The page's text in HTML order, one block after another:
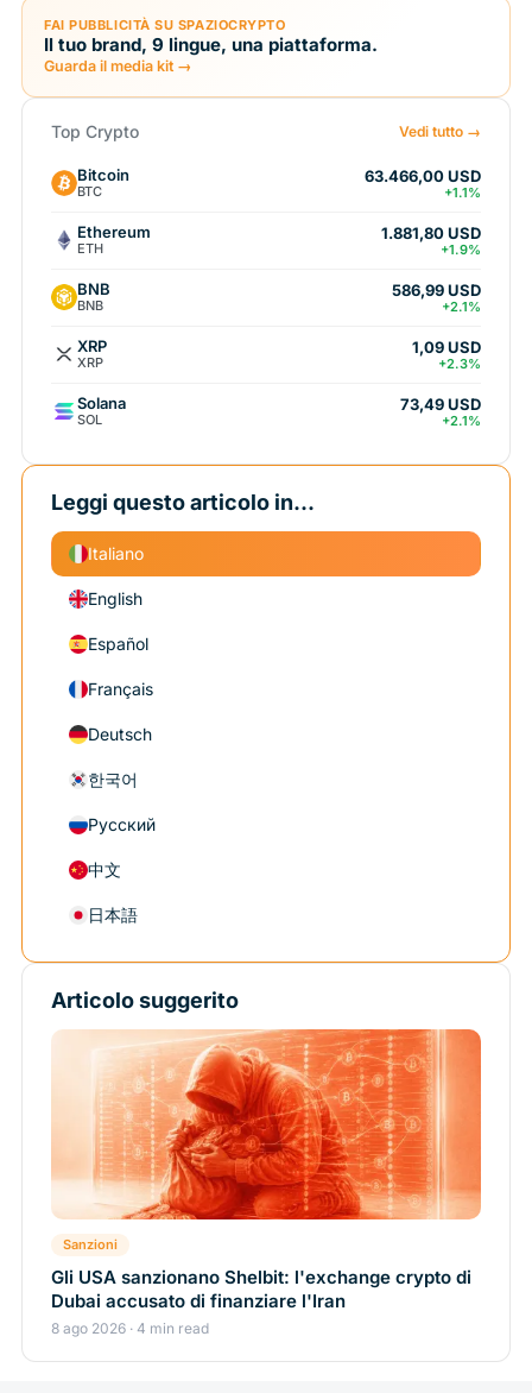
FAI PUBBLICITÀ SU SPAZIOCRYPTO
Il tuo brand, 9 lingue, una piattaforma.
Guarda il media kit →
Top Crypto Vedi tutto →
Bitcoin
BTC
63.466,00 USD
+1.1%
Ethereum
ETH
1.881,80 USD
+1.9%
BNB
BNB
586,99 USD
+2.1%
XRP
XRP
1,09 USD
+2.3%
Solana
SOL
73,49 USD
+2.1%
Leggi questo articolo in...
Italiano
English
Español
Français
Deutsch
한국어
Русский
中文
日本語
Articolo suggerito
Sanzioni
Gli USA sanzionano Shelbit: l'exchange crypto di
Dubai accusato di finanziare l'Iran
8 ago 2026 · 4 min read